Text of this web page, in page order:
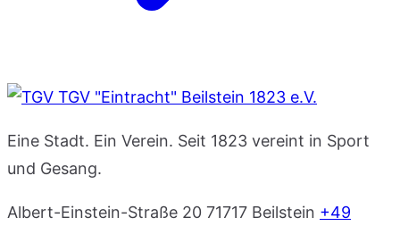
TGV "Eintracht" Beilstein 1823 e.V.
Eine Stadt. Ein Verein. Seit 1823 vereint in Sport
und Gesang.
Albert-Einstein-Straße 20 71717 Beilstein +49